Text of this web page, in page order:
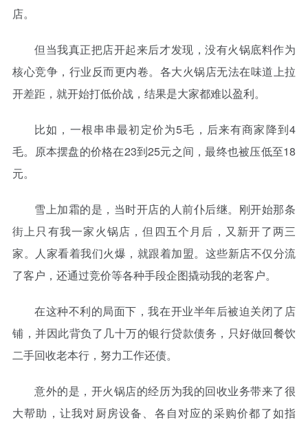
店。
但当我真正把店开起来后才发现，没有火锅底料作为
核心竞争，行业反而更内卷。各大火锅店无法在味道上拉
开差距，就开始打低价战，结果是大家都难以盈利。
比如，一根串串最初定价为5毛，后来有商家降到4
毛。原本摆盘的价格在23到25元之间，最终也被压低至18
元。
雪上加霜的是，当时开店的人前仆后继。刚开始那条
街上只有我一家火锅店，但四五个月后，又新开了两三
家。人家看着我们火爆，就跟着加盟。这些新店不仅分流
了客户，还通过竞价等各种手段企图撬动我的老客户。
在这种不利的局面下，我在开业半年后被迫关闭了店
铺，并因此背负了几十万的银行贷款债务，只好做回餐饮
二手回收老本行，努力工作还债。
意外的是，开火锅店的经历为我的回收业务带来了很
大帮助，让我对厨房设备、各自对应的采购价都了如指